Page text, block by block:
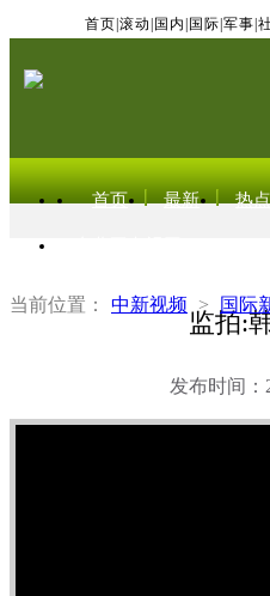
首页 滚动 国内 国际 军事
首页 最新 热点
当前位置： 中新视频 > 国际
监拍:
发布时间：